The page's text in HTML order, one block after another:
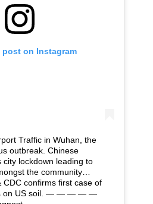
post on Instagram
Traffic in Wuhan, the
outbreak. Chinese
lockdown leading to
the community…
CDC confirms first case of
on US soil. — — — — —